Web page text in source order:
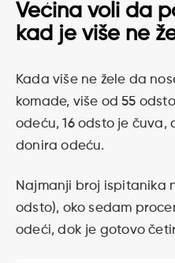
Većina voli da
kad je više ne
Kada više ne žele da
komade, više od 55
odeću, 16 odsto je
donira odeću.
Najmanji broj ispitanika
odsto), oko sedam
odeći, dok je gotovo